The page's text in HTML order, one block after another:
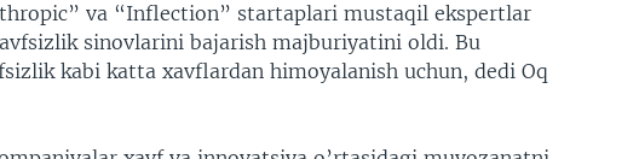
va “Inflection” startaplari mustaqil ekspertlar
sinovlarini bajarish majburiyatini oldi. Bu
kabi katta xavflardan himoyalanish uchun, dedi Oq